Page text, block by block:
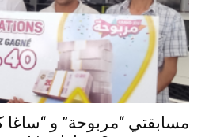
مسابقتي “مربوحة” و “ساغا